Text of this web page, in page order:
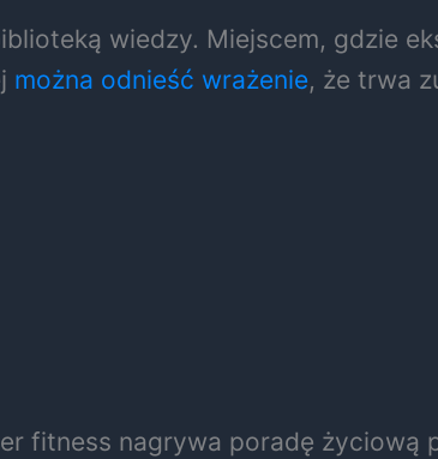
wiedzy. Miejscem, gdzie
można odnieść wrażenie, że trwa
fitness nagrywa poradę życiową